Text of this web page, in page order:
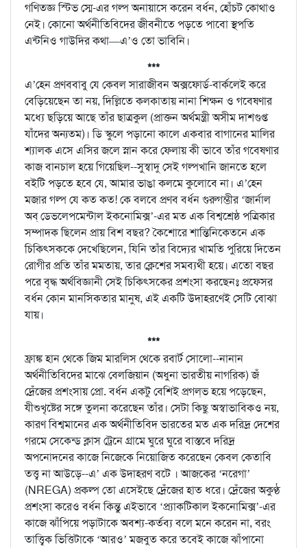
গণিতজ্ঞ স্টিভ স্মে-এর গল্প অনায়াসে করেন বর্ধন, হোঁচট কোথাও
নেই। কোনো অর্থনীতিবিদের জীবনীতে পড়তে পাবো স্থপতি
এন্টনিও গাউদির কথা—এ’ও তো ভাবিনি।
***
এ’হেন প্রণববাবু যে কেবল সারাজীবন অক্সফোর্ড-বার্কলেই করে
বেড়িয়েছেন তা নয়, দিল্লিতে কলকাতায় নানা শিক্ষন ও গবেষণার
মধ্যে ছড়িয়ে আছে তাঁর ছাত্রকুল (প্রাক্তন অর্থমন্ত্রী অসীম দাশগুপ্ত
যাঁদের অন্যতম)। ডি স্কুলে পড়ানো কালে একবার বাগানের মালির
শ্যালক এসে এসির জলে স্নান করে ফেলায় কী ভাবে তাঁর গবেষণার
কাজ বানচাল হয়ে গিয়েছিল--সুস্বাদু সেই গল্পখানি জানতে হলে
বইটি পড়তে হবে যে, আমার ভাঙা কলমে কুলোবে না। এ’হেন
মজার গল্প যে কত কত! কে বলবে প্রণব বর্ধন গুরুগম্ভীর ‘জার্নাল
অব্‌ ডেভলেপমেন্টাল ইকনোমিক্স’-এর মত এক বিশ্বশ্রেষ্ঠ পত্রিকার
সম্পাদক ছিলেন প্রায় বিশ বছর? কৈশোরে শান্তিনিকেতনে এক
চিকিৎসককে দেখেছিলেন, যিনি তাঁর বিদ্যের খামতি পুরিয়ে দিতেন
রোগীর প্রতি তাঁর মমতায়, তার ক্লেশের সমব্যথী হয়ে। এতো বছর
পরে বৃদ্ধ অর্থবিজ্ঞানী সেই চিকিৎসকের প্রশংসা করছেনঃ প্রফেসর
বর্ধন কোন মানসিকতার মানুষ, এই একটি উদাহরণেই সেটি বোঝা
যায়।
***
ফ্রাঙ্ক হান থেকে জিম মারলিস থেকে রবার্ট সোলো--নানান
অর্থনীতিবিদের মাঝে বেলজিয়ান (অধুনা ভারতীয় নাগরিক) জঁ
দ্রেঁজের প্রশংসায় প্রো. বর্ধন একটু বেশিই প্রগল্‌ভ হয়ে পড়েছেন,
যীশুখৃষ্টের সঙ্গে তুলনা করেছেন তাঁর। সেটা কিছু অস্বাভাবিকও নয়,
কারণ বিশ্বমানের এক অর্থনীতিবিদ ভারতের মত এক দরিদ্র দেশের
গরমে সেকেন্ড ক্লাস ট্রেনে গ্রামে ঘুরে ঘুরে বাস্তবে দরিদ্র
অপনোদনের কাজে নিজেকে নিয়োজিত করেছেন কেবল কেতাবি
তত্ত্ব না আউড়ে--এ’ এক উদাহরণ বটে । আজকের ‘নরেগা’
(NREGA) প্রকল্প তো এসেইছে দ্রেঁজের হাত ধরে। দ্রেঁজের অকুণ্ঠ
প্রশংসা করেও বর্ধন কিন্তু এইভাবে ‘প্র্যাকটিকাল ইকনোমিক্স’-এর
কাজে ঝাঁপিয়ে পড়াটাকে অবশ্য-কর্তব্য বলে মনে করেন না, বরং
তাত্ত্বিক ভিত্তিটাকে ‘আরও’ মজবুত করে তবেই কাজে ঝাঁপানো